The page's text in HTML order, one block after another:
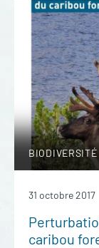
BIODIVERSITÉ
31 octobre 2017
caribou